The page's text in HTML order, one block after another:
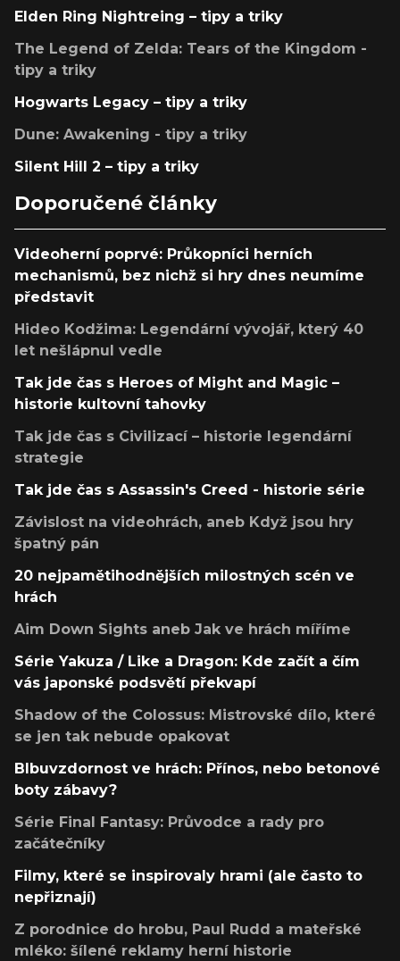
Elden Ring Nightreing – tipy a triky
The Legend of Zelda: Tears of the Kingdom -
tipy a triky
Hogwarts Legacy – tipy a triky
Dune: Awakening - tipy a triky
Silent Hill 2 – tipy a triky
Doporučené články
Videoherní poprvé: Průkopníci herních
mechanismů, bez nichž si hry dnes neumíme
představit
Hideo Kodžima: Legendární vývojář, který 40
let nešlápnul vedle
Tak jde čas s Heroes of Might and Magic –
historie kultovní tahovky
Tak jde čas s Civilizací – historie legendární
strategie
Tak jde čas s Assassin's Creed - historie série
Závislost na videohrách, aneb Když jsou hry
špatný pán
20 nejpamětihodnějších milostných scén ve
hrách
Aim Down Sights aneb Jak ve hrách míříme
Série Yakuza / Like a Dragon: Kde začít a čím
vás japonské podsvětí překvapí
Shadow of the Colossus: Mistrovské dílo, které
se jen tak nebude opakovat
Blbuvzdornost ve hrách: Přínos, nebo betonové
boty zábavy?
Série Final Fantasy: Průvodce a rady pro
začátečníky
Filmy, které se inspirovaly hrami (ale často to
nepřiznají)
Z porodnice do hrobu, Paul Rudd a mateřské
mléko: šílené reklamy herní historie